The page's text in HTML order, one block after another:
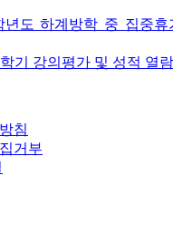
년도 하계방학 중 집중
학기 강의평가 및 성적 열
침
거부